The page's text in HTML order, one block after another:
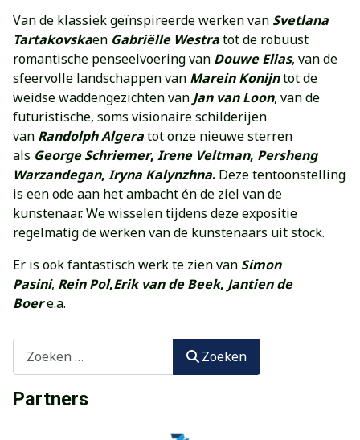
Van de klassiek geïnspireerde werken van Svetlana
Tartakovskaen Gabriëlle Westratot de robuust
romantische penseelvoering van Douwe Elias, van de
sfeervolle landschappen van Marein Konijntot de
weidse waddengezichten van Jan van Loon, van de
futuristische, soms visionaire schilderijen
van Randolph Algeratot onze nieuwe sterren
als George Schriemer, Irene Veltman, Persheng
Warzandegan, Iryna Kalynzhna. Deze tentoonstelling
is een ode aan het ambacht én de ziel van de
kunstenaar. We wisselen tijdens deze expositie
regelmatig de werken van de kunstenaars uit stock.
Er is ook fantastisch werk te zien van Simon
Pasini, Rein Pol,Erik van de Beek, Jantien de
Boere.a.
Zoeken
Zoeken
Partners